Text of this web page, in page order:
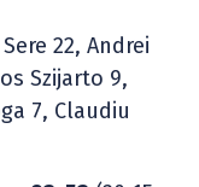
22, Andrei
Szijarto 9,
7, Claudiu